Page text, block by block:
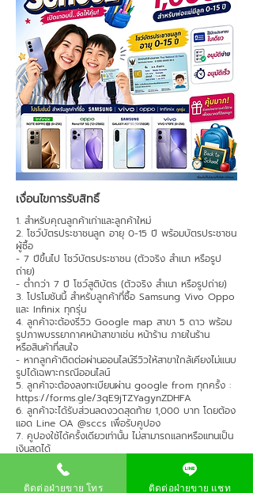
เงื่อนไขการรับสิทธิ์
1. สำหรับคุณลูกค้าเก่าและลูกค้าใหม่
2. โชว์บัตรประชาชนลูก อายุ 0-15 ปี พร้อมบัตรประชาชน
ผู้ซื้อ
- 7 ปีขึ้นไป โชว์บัตรประชาชน (ตัวจริง สําเนา หรือรูป
ถ่าย)
- ต่ำกว่า 7 ปี โชว์สูติบัตร (ตัวจริง สําเนา หรือรูปถ่าย)
3. โปรโมชันนี้ สําหรับลูกค้าที่ซื้อ Samsung Vivo Oppo
และ Infinix ทุกรุ่น
4. ลูกค้าจะต้องรีวิว Google map สาขา 5 ดาว พร้อม
รูปภาพบรรยากาศหน้าสาขาเช่น หน้าร้าน ภายในร้าน
หรือสินค้าที่สนใจ
- หากลูกค้าติดต่อผ่านออนไลน์รีวิวให้สาขาใกล้เคียงไม่แนบ
รูปได้เฉพาะกรณีออนไลน์
5. ลูกค้าจะต้องลงทะเบียนผ่าน google from ทุกครั้ง :
https://forms.gle/3qE9jTZYagynZDHFA
6. ลูกค้าจะได้รับส่วนลดงวดสุดท้าย 1,000 บาท โดยต้อง
แอด Line OA @sccs เพื่อรับคูปอง
7. คูปองใช้ได้ครั้งเดียวเท่านั้น ไม่สามารถแลกหรือแทนเป็น
เงินสดได้
8. ใช้สําหรับลูกค้าเงินผ่อน
9. ไม่สามารถใช้ร่วมกับโปรอื่นได้
10. สําหรับลูกค้าที่จ่ายงวดสุดท้ายภายใน 7 วัน
ติดต่อฝ่ายขาย โทร ติดต่อฝ่ายขาย แชท